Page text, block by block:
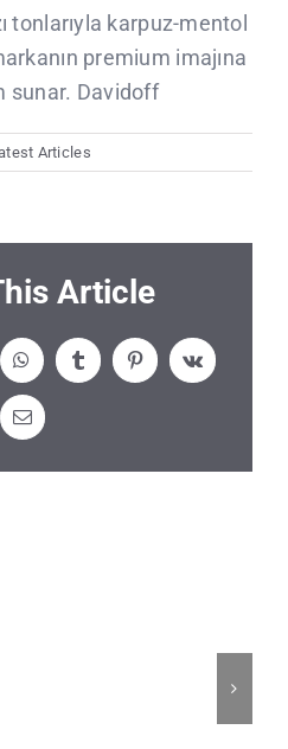
tonlarıyla karpuz-mentol
premium imajına
sunar. Davidoff
Articles
Article
WhatsAppTumblrPinterestVk
Email: